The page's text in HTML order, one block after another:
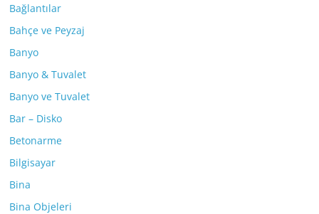
Bağlantılar
Bahçe ve Peyzaj
Banyo
Banyo & Tuvalet
Banyo ve Tuvalet
Bar – Disko
Betonarme
Bilgisayar
Bina
Bina Objeleri